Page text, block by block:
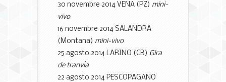
30 novembre 2014 VENA (PZ) mini-
vivo
16 novembre 2014 SALANDRA
(Montana) mini-vivo
25 agosto 2014 LARINO (CB) Gira
de tranvía
22 agosto 2014 PESCOPAGANO